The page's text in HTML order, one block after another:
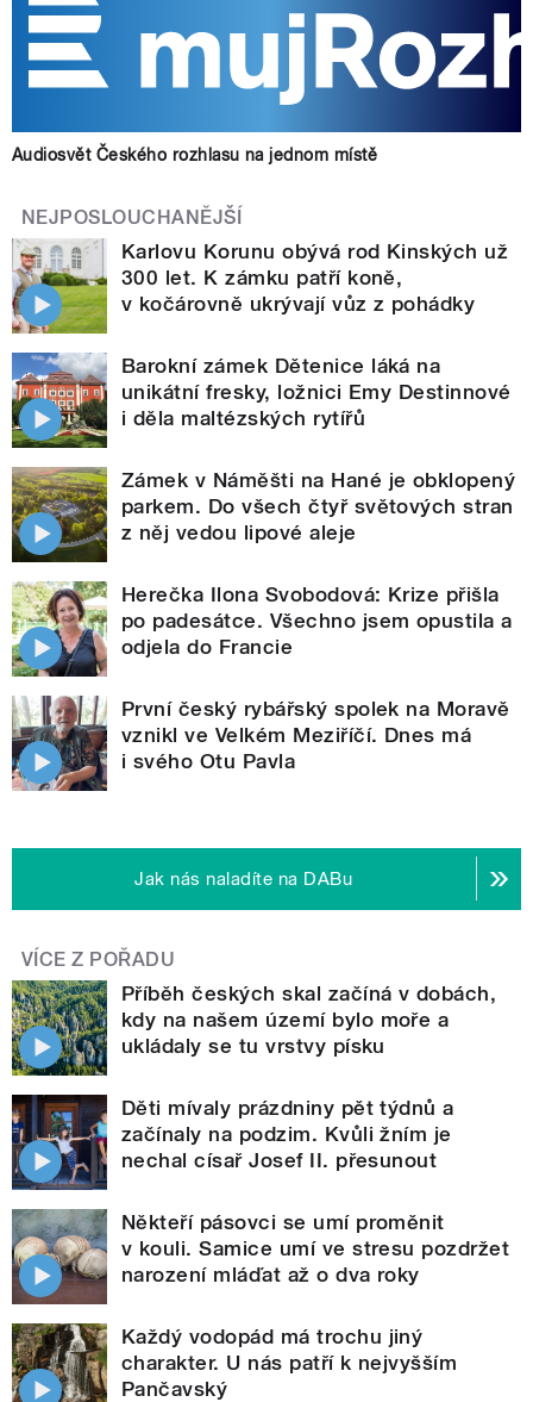
Audiosvět Českého rozhlasu na jednom místě
NEJPOSLOUCHANĚJŠÍ
Karlovu Korunu obývá rod Kinských už
300 let. K zámku patří koně,
v kočárovně ukrývají vůz z pohádky
Barokní zámek Dětenice láká na
unikátní fresky, ložnici Emy Destinnové
i děla maltézských rytířů
Zámek v Náměšti na Hané je obklopený
parkem. Do všech čtyř světových stran
z něj vedou lipové aleje
Herečka Ilona Svobodová: Krize přišla
po padesátce. Všechno jsem opustila a
odjela do Francie
První český rybářský spolek na Moravě
vznikl ve Velkém Meziříčí. Dnes má
i svého Otu Pavla
Jak nás naladíte na DABu
VÍCE Z POŘADU
Příběh českých skal začíná v dobách,
kdy na našem území bylo moře a
ukládaly se tu vrstvy písku
Děti mívaly prázdniny pět týdnů a
začínaly na podzim. Kvůli žním je
nechal císař Josef II. přesunout
Někteří pásovci se umí proměnit
v kouli. Samice umí ve stresu pozdržet
narození mláďat až o dva roky
Každý vodopád má trochu jiný
charakter. U nás patří k nejvyšším
Pančavský